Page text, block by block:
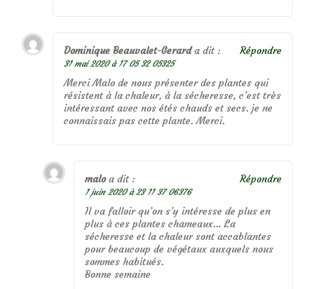
Dominique Beauvalet-Gerard a dit :
31 mai 2020 à 17 05 32 05325
Merci Malo de nous présenter des plantes qui
résistent à la chaleur, à la sécheresse, c’est très
intéressant avec nos étés chauds et secs. je ne
connaissais pas cette plante. Merci.
Répondre
malo a dit :
1 juin 2020 à 23 11 37 06376
Il va falloir qu’on s’y intéresse de plus en
plus à ces plantes chameaux… La
sécheresse et la chaleur sont accablantes
pour beaucoup de végétaux auxquels nous
sommes habitués.
Bonne semaine
Répondre